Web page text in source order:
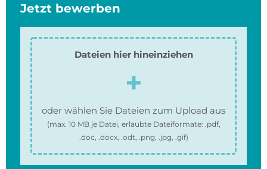
Jetzt bewerben
Dateien hier hineinziehen
oder wählen Sie Dateien zum Upload aus
(max. 10 MBje Datei, erlaubte Dateiformate: .pdf,
.doc, .docx, .odt, .png, .jpg, .gif)